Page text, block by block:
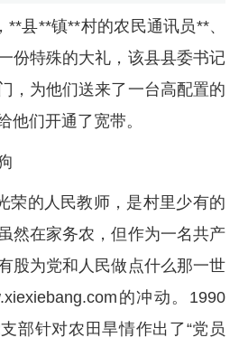
**县**镇**村的农民通讯员**、
份特殊的大礼，该县县委书记
，为他们送来了一台高配置的
他们开通了宽带。
荣的人民教师，是村里少有的
然在家务农，但作为一名共产
股为党和人民做点什么那一世
的冲动。1990
部针对农田旱情作出了“党员